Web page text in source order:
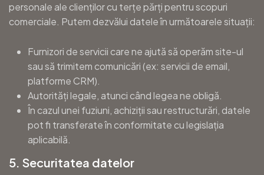
personale ale clienților cu terțe părți pentru scopuri
comerciale. Putem dezvălui datele în următoarele situații:
Furnizori de servicii care ne ajută să operăm site-ul
sau să trimitem comunicări (ex: servicii de email,
platforme CRM).
Autorități legale, atunci când legea ne obligă.
În cazul unei fuziuni, achiziții sau restructurări, datele
pot fi transferate în conformitate cu legislația
aplicabilă.
5. Securitatea datelor